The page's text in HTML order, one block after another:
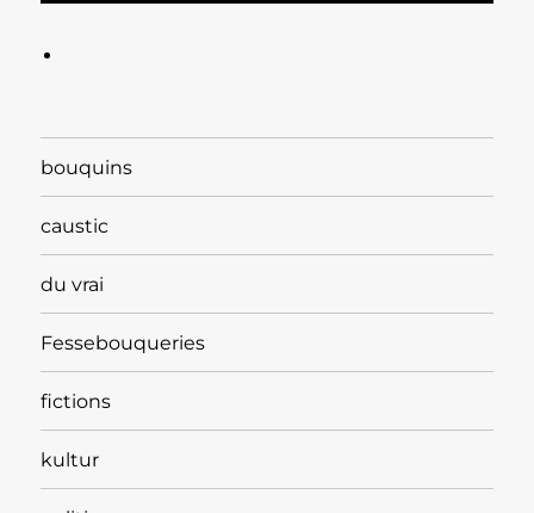
bouquins
caustic
du vrai
Fessebouqueries
fictions
kultur